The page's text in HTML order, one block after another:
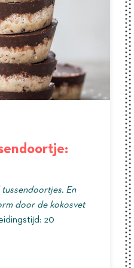
En
door de kokosvet
20